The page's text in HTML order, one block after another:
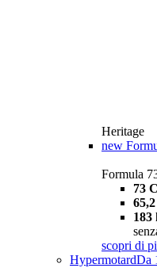
Heritage
new
Formula
73
183
scopri di
HypermotardDa